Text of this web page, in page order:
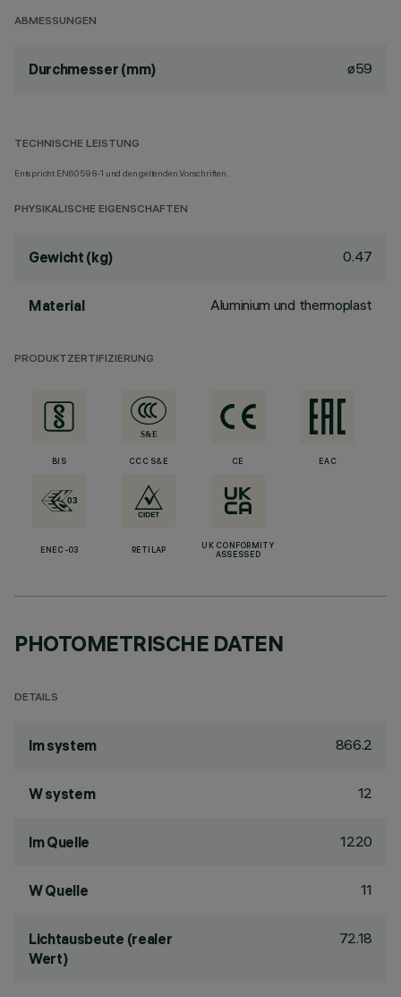
ABMESSUNGEN
Durchmesser (mm) ø59
TECHNISCHE LEISTUNG
Entspricht EN60598-1 und den geltenden Vorschriften.
PHYSIKALISCHE EIGENSCHAFTEN
Gewicht (kg) 0.47
Material Aluminium und thermoplast
PRODUKTZERTIFIZIERUNG
BIS CCC S&E CE EAC
ENEC-03 RETILAP
UK CONFORMITY
ASSESSED
PHOTOMETRISCHE DATEN
DETAILS
lm system 866.2
W system 12
lm Quelle 1220
W Quelle 11
Lichtausbeute (realer
Wert)
72.18